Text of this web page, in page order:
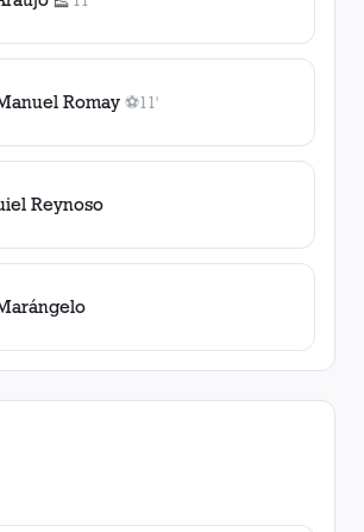
1asistencia
Romay ⚽
1gol
11'
Reynoso